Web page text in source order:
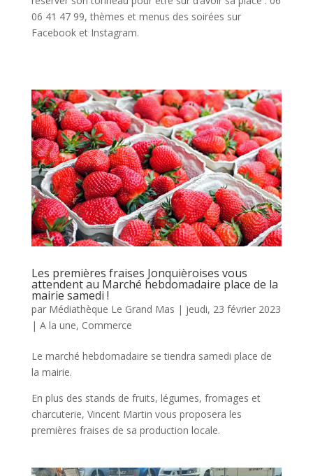
06 41 47 99, thèmes et menus des soirées sur
Facebook et Instagram.
Les premières fraises Jonquièroises vous
attendent au Marché hebdomadaire place de la
mairie samedi !
par Médiathèque Le Grand Mas | jeudi, 23 février 2023
| A la une, Commerce
Le marché hebdomadaire se tiendra samedi place de
la mairie.
En plus des stands de fruits, légumes, fromages et
charcuterie, Vincent Martin vous proposera les
premières fraises de sa production locale.